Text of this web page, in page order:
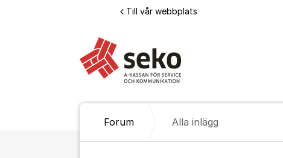
Till vår webbplats
Forum Alla inlägg